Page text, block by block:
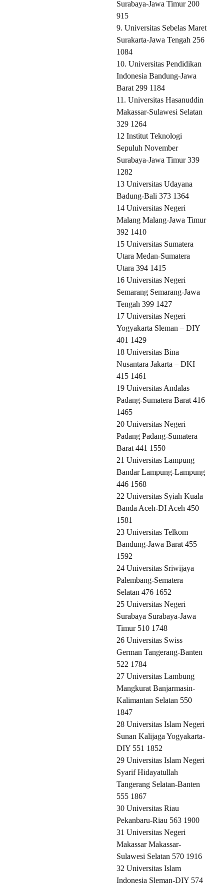
Surabaya-Jawa Timur 200
915
9. Universitas Sebelas Maret
Surakarta-Jawa Tengah 256
1084
10. Universitas Pendidikan
Indonesia Bandung-Jawa
Barat 299 1184
11. Universitas Hasanuddin
Makassar-Sulawesi Selatan
329 1264
12 Institut Teknologi
Sepuluh November
Surabaya-Jawa Timur 339
1282
13 Universitas Udayana
Badung-Bali 373 1364
14 Universitas Negeri
Malang Malang-Jawa Timur
392 1410
15 Universitas Sumatera
Utara Medan-Sumatera
Utara 394 1415
16 Universitas Negeri
Semarang Semarang-Jawa
Tengah 399 1427
17 Universitas Negeri
Yogyakarta Sleman – DIY
401 1429
18 Universitas Bina
Nusantara Jakarta – DKI
415 1461
19 Universitas Andalas
Padang-Sumatera Barat 416
1465
20 Universitas Negeri
Padang Padang-Sumatera
Barat 441 1550
21 Universitas Lampung
Bandar Lampung-Lampung
446 1568
22 Universitas Syiah Kuala
Banda Aceh-DI Aceh 450
1581
23 Universitas Telkom
Bandung-Jawa Barat 455
1592
24 Universitas Sriwijaya
Palembang-Sematera
Selatan 476 1652
25 Universitas Negeri
Surabaya Surabaya-Jawa
Timur 510 1748
26 Universitas Swiss
German Tangerang-Banten
522 1784
27 Universitas Lambung
Mangkurat Banjarmasin-
Kalimantan Selatan 550
1847
28 Universitas Islam Negeri
Sunan Kalijaga Yogyakarta-
DIY 551 1852
29 Universitas Islam Negeri
Syarif Hidayatullah
Tangerang Selatan-Banten
555 1867
30 Universitas Riau
Pekanbaru-Riau 563 1900
31 Universitas Negeri
Makassar Makassar-
Sulawesi Selatan 570 1916
32 Universitas Islam
Indonesia Sleman-DIY 574